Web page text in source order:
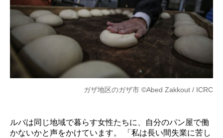
ガザ地区のガザ市 ©Abed Zakkout / ICRC
ルバは同じ地域で暮らす女性たちに、自分のパン屋で働
かないかと声をかけています。 「私は長い間失業に苦し